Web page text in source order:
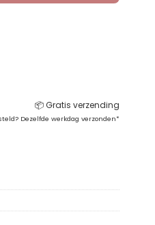
📦 Gratis verzending
Dezelfde werkdag verzonden*